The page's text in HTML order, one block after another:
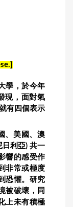
學，於今年
現，面對氣
有四個表示
、美國、澳
日利亞) 共一
響的感受作
非常或極度
恐懼。研究
被破壞，同
上未有積極